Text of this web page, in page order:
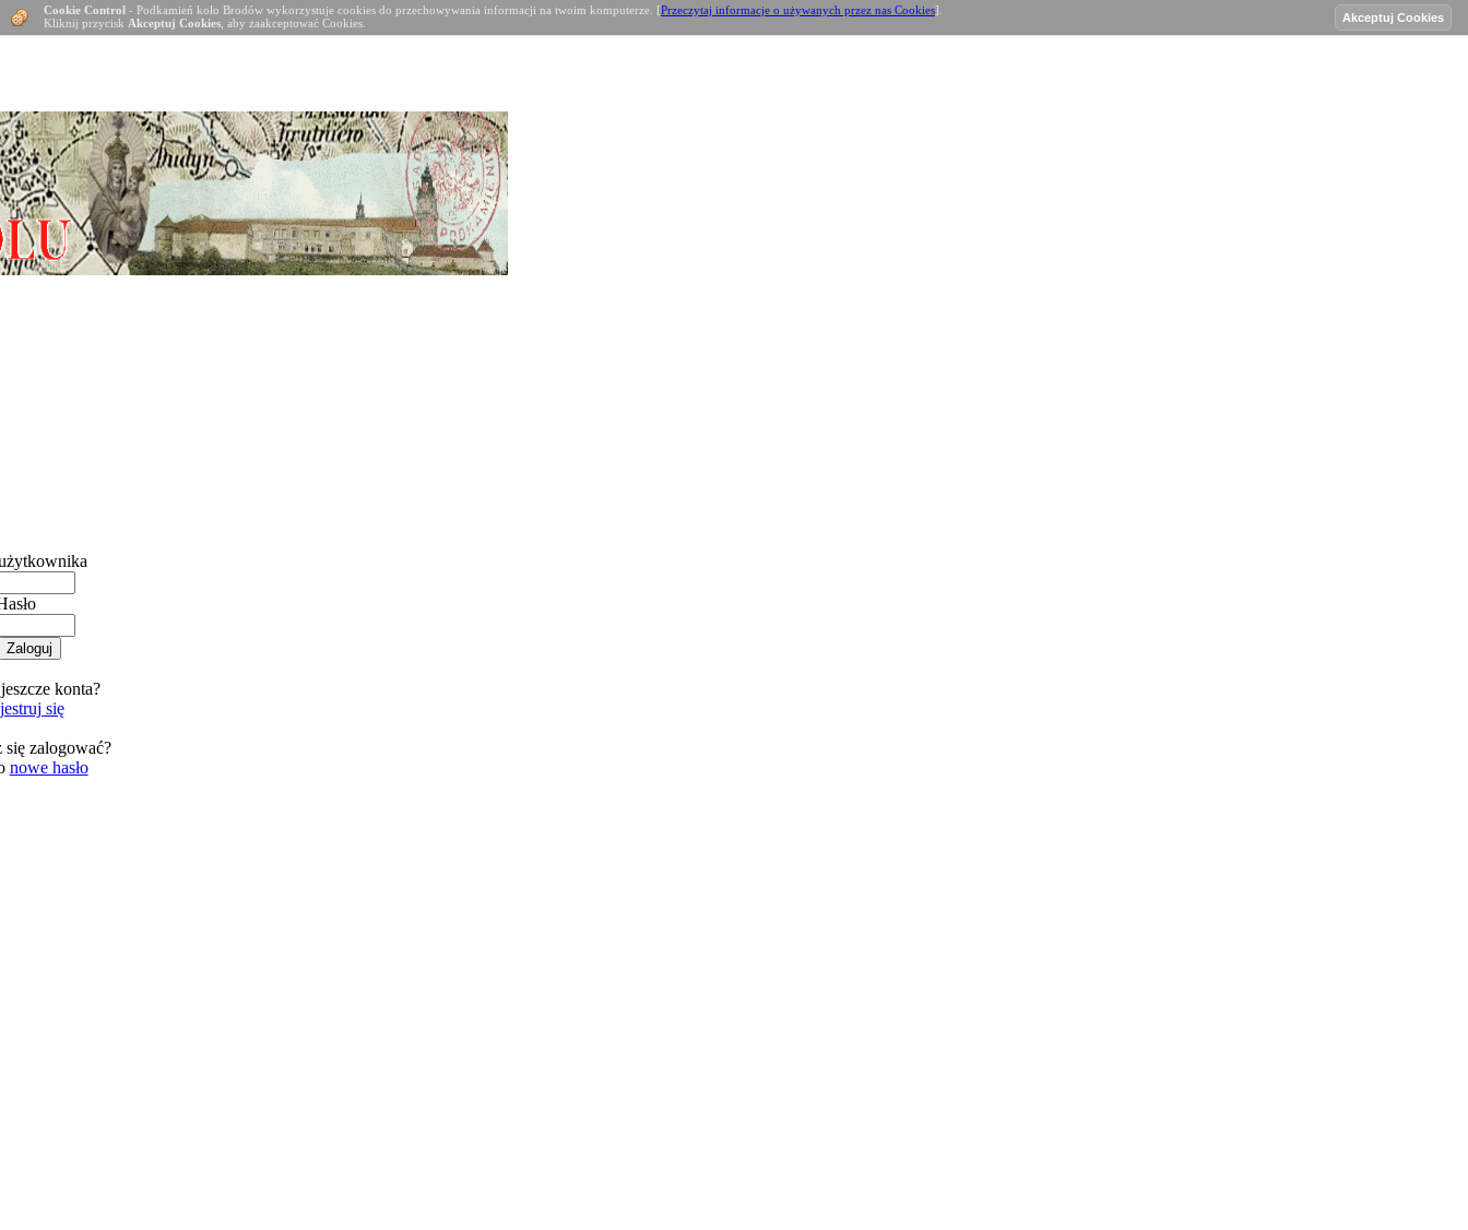
konta?
się
się zalogować?
nowe hasło
Cookie Control - Podkamień koło Brodów wykorzystuje cookies do przechowywania informacji na twoim komputerze. [Przeczytaj informacje o używanych przez nas Cookies].
Kliknij przycisk Akceptuj Cookies , aby zaakceptować Cookies.